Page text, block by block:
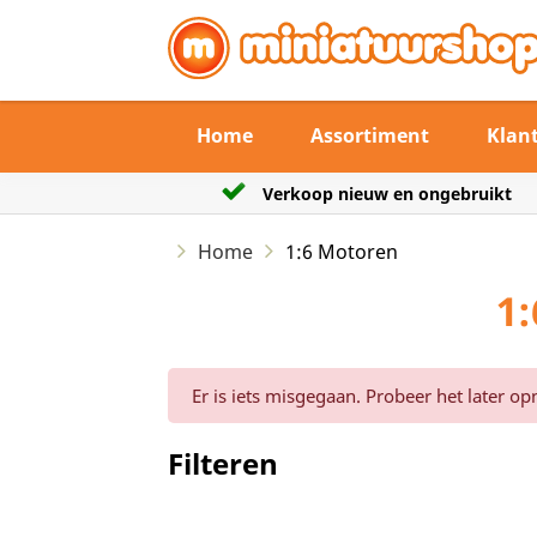
Home Assortiment
Verkoop nieuw en ongebruikt
Home 1:6 Motoren
Er is iets misgegaan. Probeer het later
Filteren